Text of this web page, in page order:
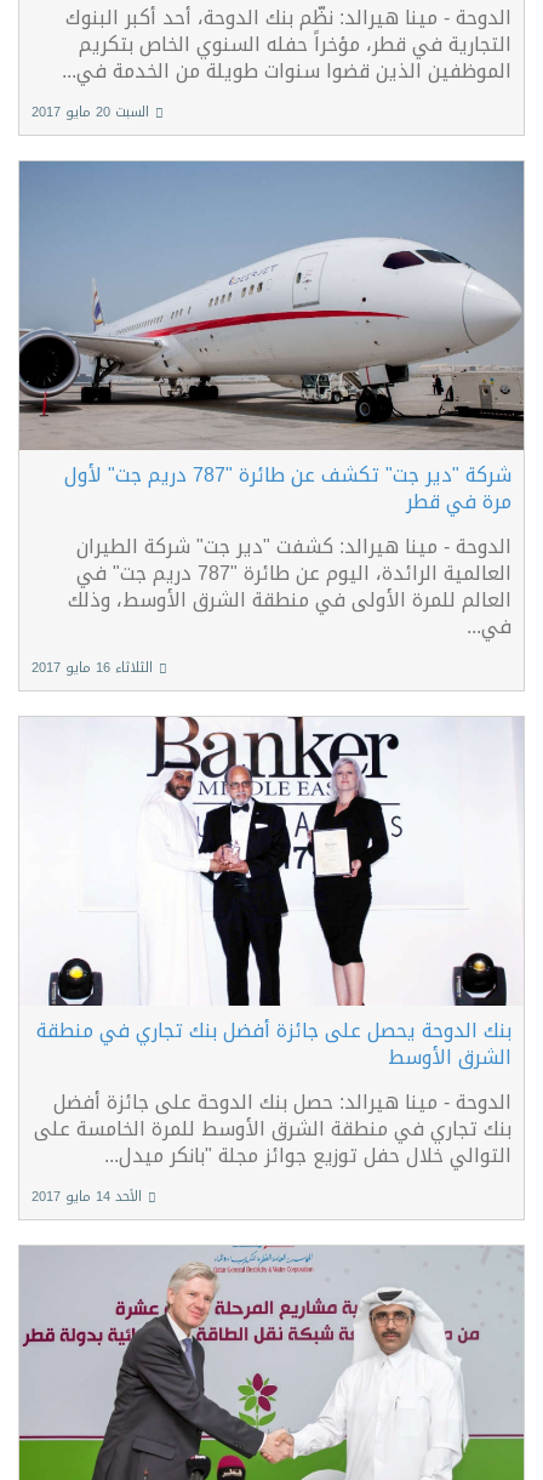
الدوحة - مينا هيرالد: نظّم بنك الدوحة، أحد أكبر البنوك
التجارية في قطر، مؤخراً حفله السنوي الخاص بتكريم
الموظفين الذين قضوا سنوات طويلة من الخدمة في...
السبت 20 مايو 2017
شركة "دير جت" تكشف عن طائرة "787 دريم جت" لأول
مرة في قطر
الدوحة - مينا هيرالد: كشفت "دير جت" شركة الطيران
العالمية الرائدة، اليوم عن طائرة "787 دريم جت" في
العالم للمرة الأولى في منطقة الشرق الأوسط، وذلك
في...
الثلاثاء 16 مايو 2017
بنك الدوحة يحصل على جائزة أفضل بنك تجاري في منطقة
الشرق الأوسط
الدوحة - مينا هيرالد: حصل بنك الدوحة على جائزة أفضل
بنك تجاري في منطقة الشرق الأوسط للمرة الخامسة على
التوالي خلال حفل توزيع جوائز مجلة "بانكر ميدل...
الأحد 14 مايو 2017